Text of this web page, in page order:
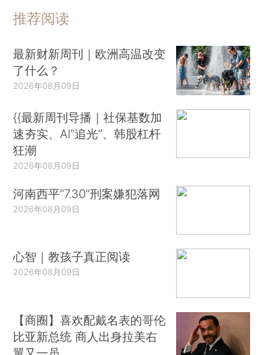
推荐阅读
最新财新周刊｜欧洲高温改变
了什么？
2026年08月09日
{{最新周刊导播｜社保基数加
速夯实、AI“追光”、韩股杠杆
狂潮
2026年08月09日
河南西平“7.30”刑案嫌犯落网
2026年08月09日
心智｜教孩子真正阅读
2026年08月09日
【商圈】喜欢配戴名表的哥伦
比亚新总统 商人出身拉美右